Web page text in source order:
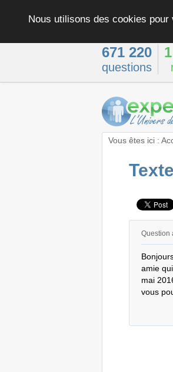
Nous utilisons des cookies
671 220
questions
Vous êtes ici :
Question
amie
mai
vous